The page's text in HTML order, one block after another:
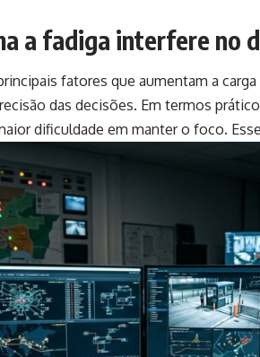
a fadiga interfere no
fatores que aumentam a
das decisões. Em termos
dificuldade em manter o foco.